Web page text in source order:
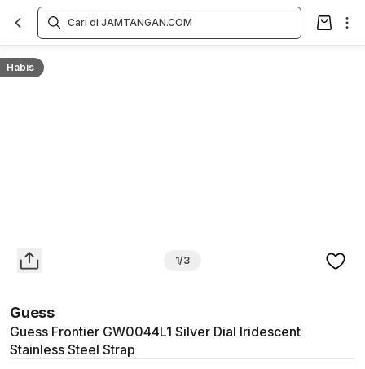
Habis
1/3
Guess
Guess Frontier GW0044L1 Silver Dial Iridescent
Stainless Steel Strap
Overview